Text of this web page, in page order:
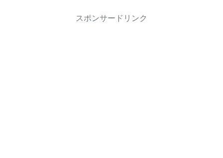
スポンサードリンク